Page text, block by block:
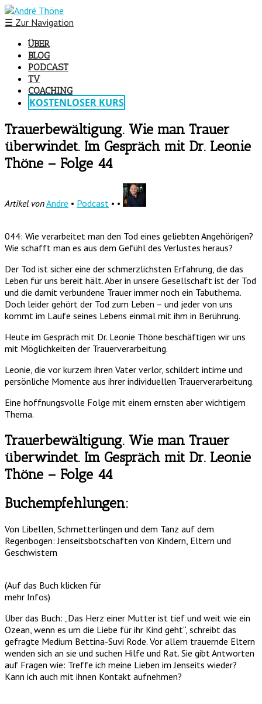
☰ Zur Navigation
ÜBER
BLOG
PODCAST
TV
COACHING
KOSTENLOSER KURS
Trauerbewältigung. Wie man Trauer
überwindet. Im Gespräch mit Dr. Leonie
Thöne – Folge 44
Artikel vonAndre • Podcast • •
044: Wie verarbeitet man den Tod eines geliebten Angehörigen?
Wie schafft man es aus dem Gefühl des Verlustes heraus?
Der Tod ist sicher eine der schmerzlichsten Erfahrung, die das
Leben für uns bereit hält. Aber in unsere Gesellschaft ist der Tod
und die damit verbundene Trauer immer noch ein Tabuthema.
Doch leider gehört der Tod zum Leben – und jeder von uns
kommt im Laufe seines Lebens einmal mit ihm in Berührung.
Heute im Gespräch mit Dr. Leonie Thöne beschäftigen wir uns
mit Möglichkeiten der Trauerverarbeitung.
Leonie, die vor kurzem ihren Vater verlor, schildert intime und
persönliche Momente aus ihrer individuellen Trauerverarbeitung.
Eine hoffnungsvolle Folge mit einem ernsten aber wichtigem
Thema.
Trauerbewältigung. Wie man Trauer
überwindet. Im Gespräch mit Dr. Leonie
Thöne – Folge 44
Buchempfehlungen:
Von Libellen, Schmetterlingen und dem Tanz auf dem
Regenbogen: Jenseitsbotschaften von Kindern, Eltern und
Geschwistern
(Auf das Buch klicken für
mehr Infos)
Über das Buch: „Das Herz einer Mutter ist tief und weit wie ein
Ozean, wenn es um die Liebe für ihr Kind geht“, schreibt das
gefragte Medium Bettina-Suvi Rode. Vor allem trauernde Eltern
wenden sich an sie und suchen Hilfe und Rat. Sie gibt Antworten
auf Fragen wie: Treffe ich meine Lieben im Jenseits wieder?
Kann ich auch mit ihnen Kontakt aufnehmen?